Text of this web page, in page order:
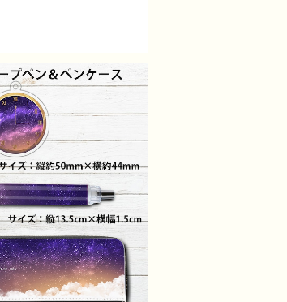
ーター クリエイタ
デザイン グッズ タ
れぬ F-5